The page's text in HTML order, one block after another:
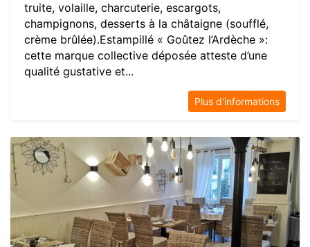
truite, volaille, charcuterie, escargots,
champignons, desserts à la châtaigne (soufflé,
crème brûlée).Estampillé « Goûtez l’Ardèche »:
cette marque collective déposée atteste d’une
qualité gustative et...
Plus d'informations